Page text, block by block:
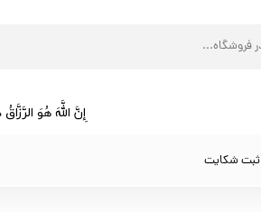
ثبت شکایت
إِنَّ اللَّهَ هُوَ